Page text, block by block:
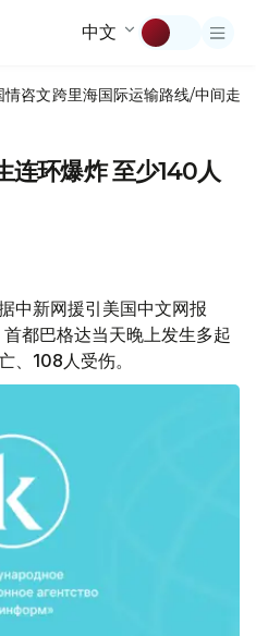
中文
情咨文跨里海国际运输路线/中间走廊
连环爆炸 至少140人
中新网援引美国中文网报
都巴格达当天晚上发生多起
、108人受伤。